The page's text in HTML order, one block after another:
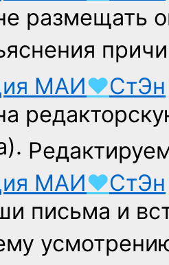
размещать
МАИ♥СтЭн
МАИ♥СтЭн
письма и